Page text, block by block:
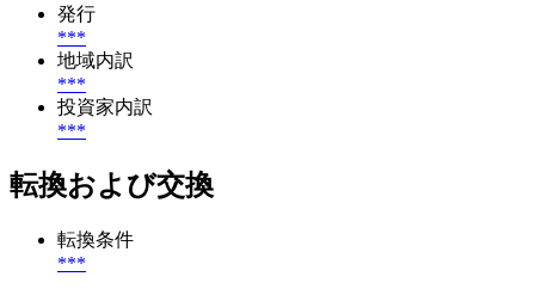
発行
***
地域内訳
***
投資家内訳
***
転換および交換
転換条件
***